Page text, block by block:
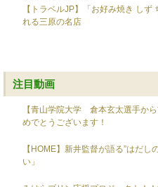
【トラベルJP】「お好み焼き し
れる三原の名店
注目動画
【青山学院大学 倉本玄太選手か
めでとうございます！
【HOME】新井監督が語る”はだ
い」